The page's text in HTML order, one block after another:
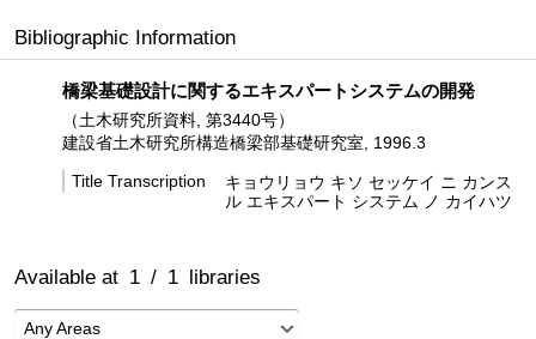
Bibliographic Information
橋梁基礎設計に関するエキスパートシステムの開発
（土木研究所資料, 第3440号）
建設省土木研究所構造橋梁部基礎研究室, 1996.3
Title Transcription
キョウリョウ キソ セッケイ ニ カンス
ル エキスパート システム ノ カイハツ
Available at 1 / 1 libraries
Any Areas